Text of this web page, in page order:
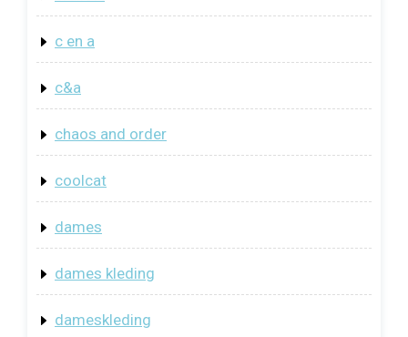
c en a
c&a
chaos and order
coolcat
dames
dames kleding
dameskleding